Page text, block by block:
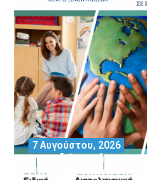
Μοριοδοτούμενα
Πανεπιστήμιο
7 Αυγούστου, 2026